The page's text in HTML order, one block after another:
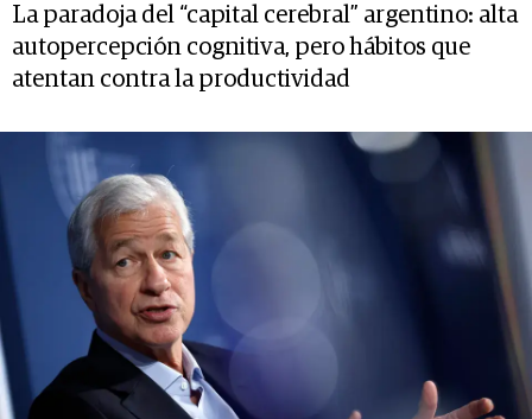
La paradoja del “capital cerebral” argentino: alta
autopercepción cognitiva, pero hábitos que
atentan contra la productividad